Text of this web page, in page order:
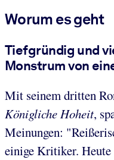
Worum es geht
Tiefgründig und
Monstrum von
Mit seinem dritten
Königliche Hoheit,
Meinungen:
einige Kritiker.